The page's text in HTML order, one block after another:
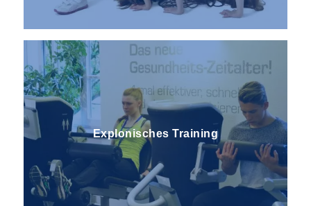
Explonisches Training